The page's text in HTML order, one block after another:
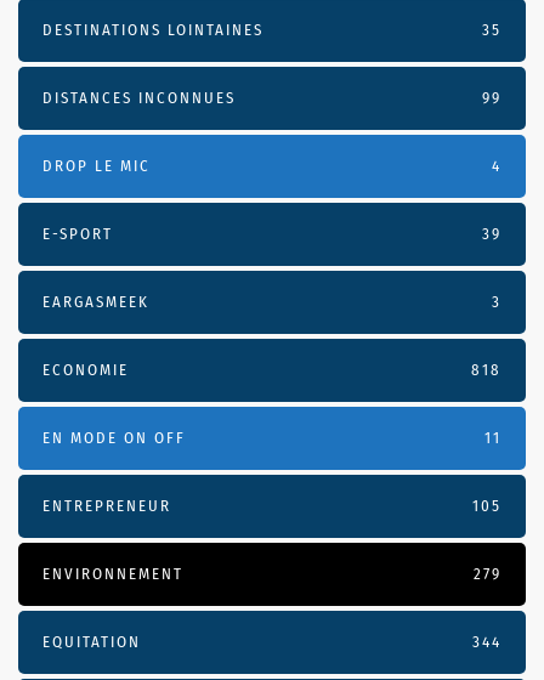
DESTINATIONS LOINTAINES 35
DISTANCES INCONNUES 99
DROP LE MIC 4
E-SPORT 39
EARGASMEEK 3
ECONOMIE 818
EN MODE ON OFF 11
ENTREPRENEUR 105
ENVIRONNEMENT 279
EQUITATION 344